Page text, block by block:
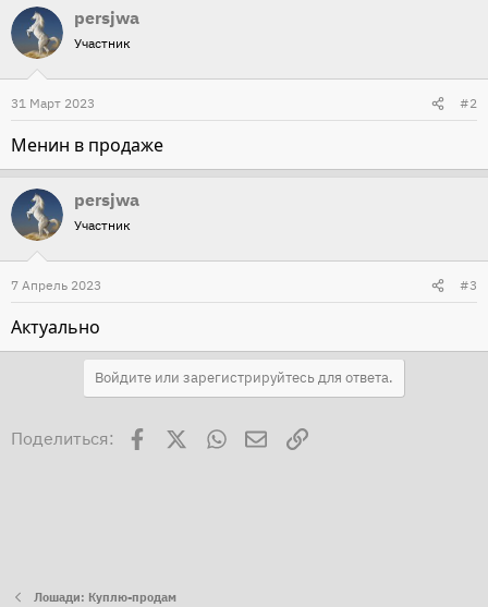
persjwa
Участник
31 Март 2023 #2
Менин в продаже
persjwa
Участник
7 Апрель 2023 #3
Актуально
Войдите или зарегистрируйтесь для ответа.
Поделиться: Facebook WhatsAppЭлектронная почта
Ссылка
Лошади: Куплю-продам